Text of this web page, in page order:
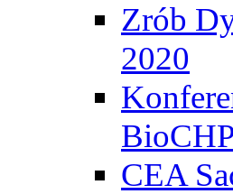
Zrób
2020
BioCHP
CEA